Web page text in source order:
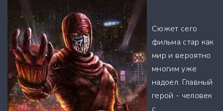
Сюжет сего
фильма стар как
мир и вероятно
многим уже
надоел. Главный
герой - человек